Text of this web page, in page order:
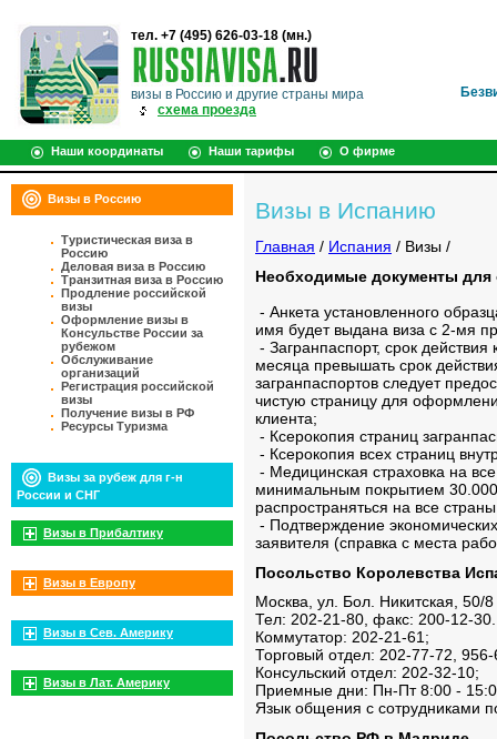
тел. +7 (495) 626-03-18 (мн.)
визы в Россию и другие страны мира
схема проезда
Наши координаты Наши тарифы О фирме
Визы в Россию
Туристическая виза в
Россию
Деловая виза в Россию
Транзитная виза в Россию
Продление российской
визы
Оформление визы в
Консульстве России за
рубежом
Обслуживание
организаций
Регистрация российской
визы
Получение визы в РФ
Ресурсы Туризма
Визы за рубеж для г-н
России и СНГ
Визы в Прибалтику
Визы в Европу
Визы в Сев. Америку
Визы в Лат. Америку
Визы в Испанию
Главная / Испания / Визы /
Необходимые документы
- Анкета установленного
имя будет выдана виза с 2-мя
- Загранпаспорт, срок
месяца превышать срок
загранпаспортов следует
чистую страницу для
клиента;
- Ксерокопия страниц
- Ксерокопия всех страниц
- Медицинская страховка на
минимальным покрытием
распространяться на все
- Подтверждение
заявителя (справка с места
Посольство Королевства
Москва, ул. Бол. Никитская, 50/
Тел: 202-21-80, факс: 200-12-30.
Коммутатор: 202-21-61;
Торговый отдел: 202-77-72,
Консульский отдел: 202-32-10;
Приемные дни: Пн-Пт 8:00 -
Язык общения с сотрудниками